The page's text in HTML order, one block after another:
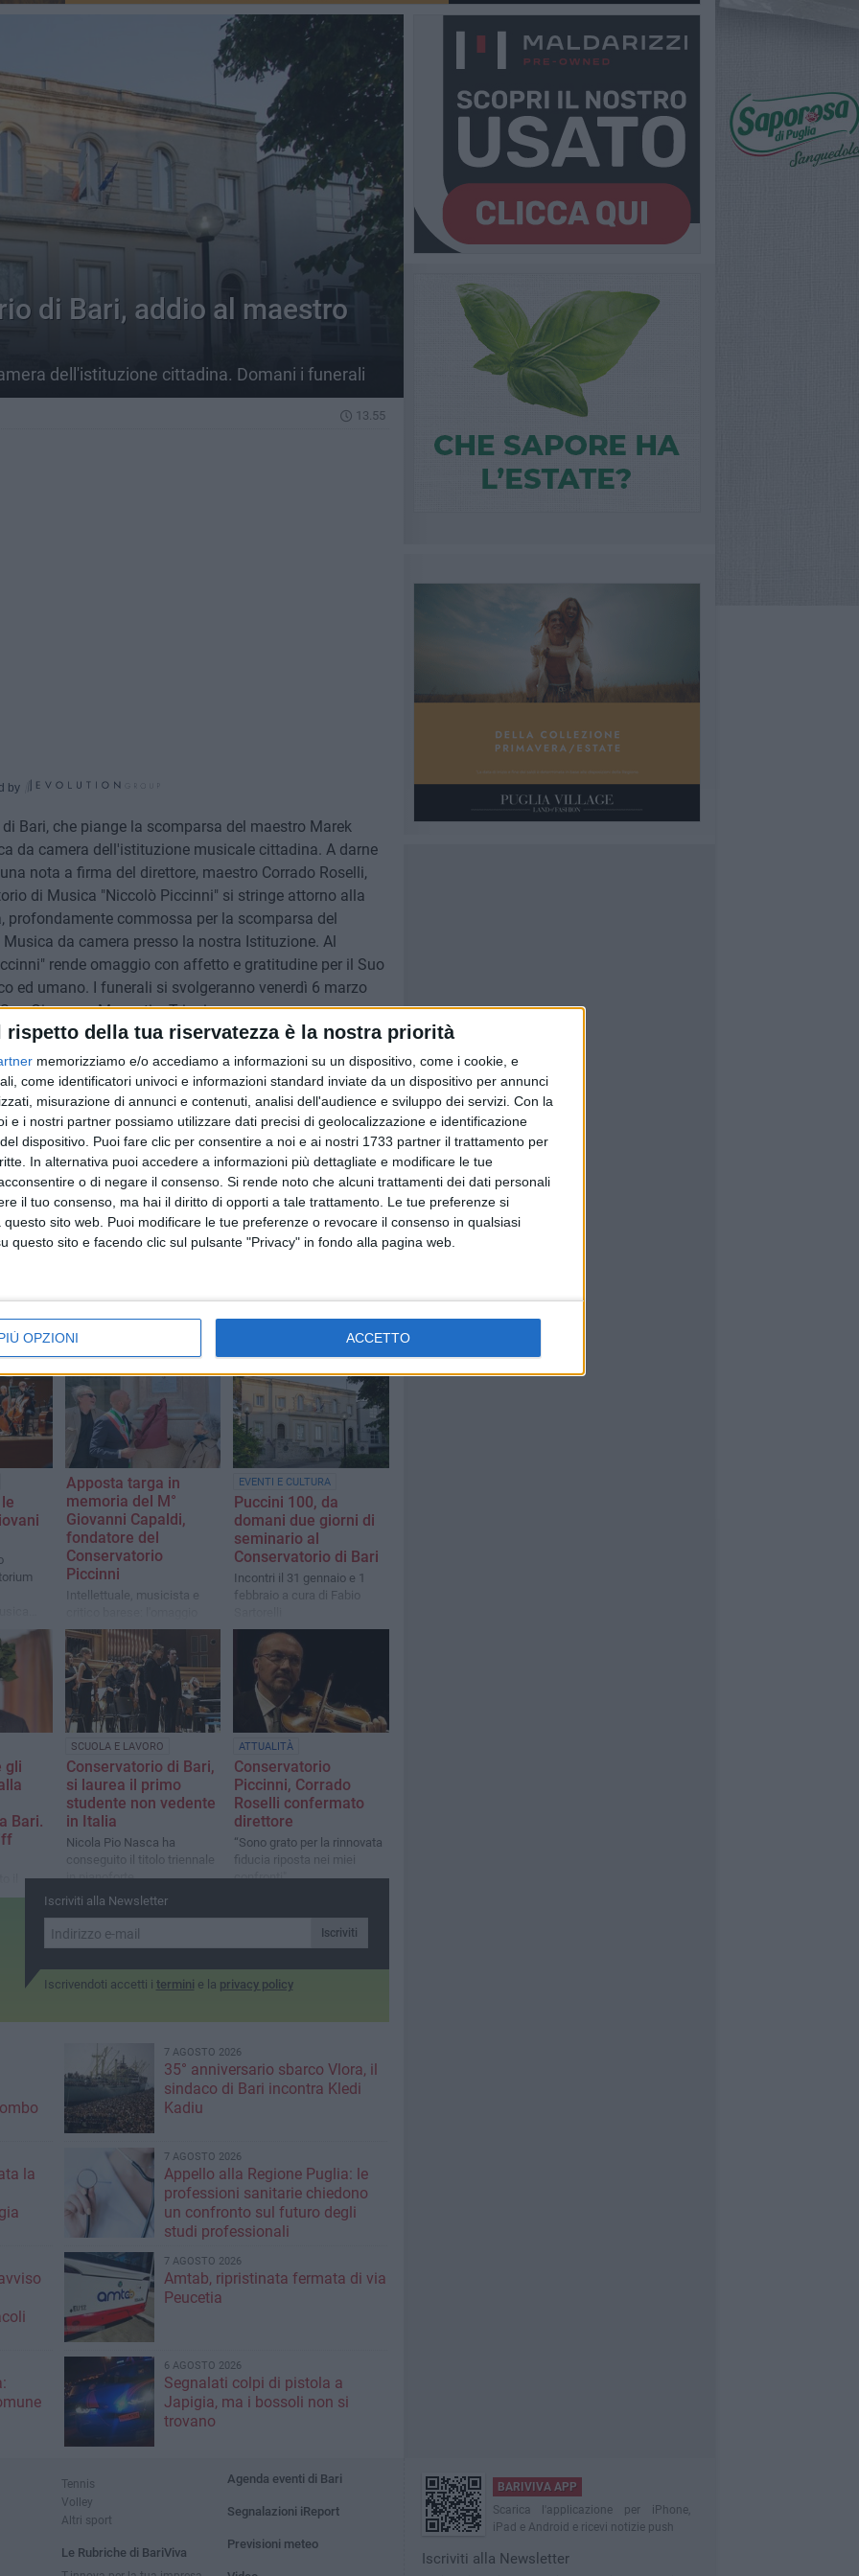
rispetto della tua riservatezza è la nostra priorità
memorizziamo e/o accediamo a informazioni su un dispositivo, come i cookie, e
come identificatori univoci e informazioni standard inviate da un dispositivo per annunci
misurazione di annunci e contenuti, analisi dell'audience e sviluppo dei servizi. Con la
e i nostri partner possiamo utilizzare dati precisi di geolocalizzazione e identificazione
dispositivo. Puoi fare clic per consentire a noi e ai nostri 1733 partner il trattamento per
In alternativa puoi accedere a informazioni più dettagliate e modificare le tue
o di negare il consenso. Si rende noto che alcuni trattamenti dei dati personali
il tuo consenso, ma hai il diritto di opporti a tale trattamento. Le tue preferenze si
sito web. Puoi modificare le tue preferenze o revocare il consenso in qualsiasi
questo sito e facendo clic sul pulsante "Privacy" in fondo alla pagina web.
OPZIONI ACCETTO
di Bari, addio al maestro
dell'istituzione cittadina. Domani i funerali
13.55
by
Bari, che piange la scomparsa del maestro Marek
da camera dell'istituzione musicale cittadina. A darne
nota a firma del direttore, maestro Corrado Roselli,
di Musica "Niccolò Piccinni" si stringe attorno alla
commossa per la scomparsa del
da camera presso la nostra Istituzione. Al
rende omaggio con affetto e gratitudine per il Suo
ed umano. I funerali si svolgeranno venerdì 6 marzo
Giuseppe Moscati a Triggiano».
degli
Bari
7 AGOSTO 2026
Leccese: "Guardiamo oltre il
cantiere, stiamo costruendo la
via Manzoni di domani"
Apposta targa in
memoria del M°
Giovanni Capaldi,
fondatore del
Conservatorio
Piccinni
Intellettuale, musicista e
all’angolo tra via Melo e
corso Vittorio Emanuele
EVENTI E CULTURA
Puccini 100, da
domani due giorni di
seminario al
Conservatorio di Bari
Incontri il 31 gennaio e 1
febbraio a cura di Fabio
gli
Bari.
SCUOLA E LAVORO
Conservatorio di Bari,
si laurea il primo
studente non vedente
in Italia
Nicola Pio Nasca ha
conseguito il titolo triennale
in pianoforte
ATTUALITÀ
Conservatorio
Piccinni, Corrado
Roselli confermato
direttore
“Sono grato per la rinnovata
fiducia riposta nei miei
confronti"
Iscriviti alla Newsletter
Iscriviti
Iscrivendoti accetti i termini e la privacy policy
7 AGOSTO 2026
35° anniversario sbarco Vlora, il
sindaco di Bari incontra Kledi
Kadiu
la
7 AGOSTO 2026
Appello alla Regione Puglia: le
professioni sanitarie chiedono
un confronto sul futuro degli
studi professionali
7 AGOSTO 2026
Amtab, ripristinata fermata di via
Peucetia
6 AGOSTO 2026
Segnalati colpi di pistola a
Japigia, ma i bossoli non si
trovano
Tennis
Volley
Altri sport
Le Rubriche di BariViva
Agenda eventi di Bari
Segnalazioni iReport
Previsioni meteo
BARIVIVA APP
Scarica l'applicazione per iPhone,
iPad e Android e ricevi notizie push
Iscriviti alla Newsletter